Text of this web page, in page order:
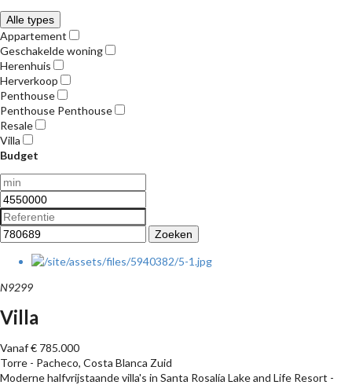
Alle types
Appartement
Geschakelde woning
Herenhuis
Herverkoop
Penthouse
Penthouse Penthouse
Resale
Villa
Budget
Zoeken
N9299
Villa
Vanaf € 785.000
Torre - Pacheco, Costa Blanca Zuid
Moderne halfvrijstaande villa's in Santa Rosalía Lake and Life Resort -